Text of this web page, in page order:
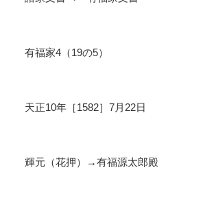
有福家4（19の5）
天正10年［1582］7月22日
輝元（花押）→有福源太郎殿